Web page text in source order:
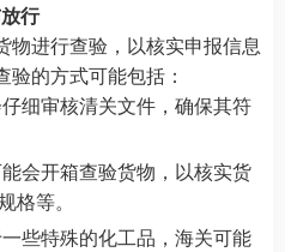
行
物进行查验，以核实申报信息
的方式可能包括：
细审核清关文件，确保其符
会开箱查验货物，以核实货
格等。
些特殊的化工品，海关可能